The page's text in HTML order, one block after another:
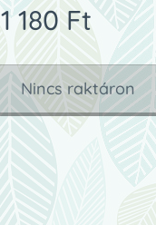
180Ft
Nincs raktáron